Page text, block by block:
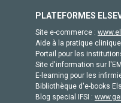
PLATEFORMES
Site e-commerce :
Aide à la pratique
Portail pour les
Site d'information sur
E-learning pour les
Bibliothèque d'e-books
Blog special IFSI :